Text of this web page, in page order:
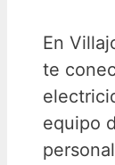
En
te
equipo